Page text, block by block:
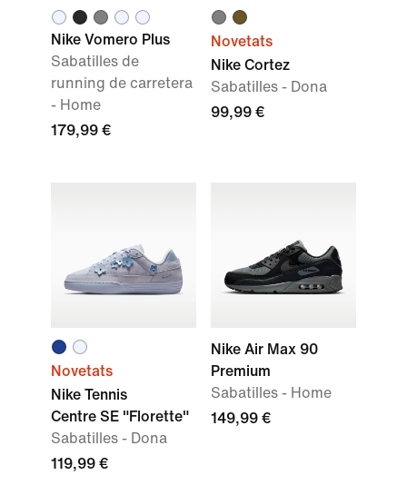
Nike Vomero Plus
Sabatilles de
running de carretera
- Home
179,99 €
Novetats
Nike Cortez
Sabatilles - Dona
99,99 €
Novetats
Nike Tennis
Centre SE "Florette"
Sabatilles - Dona
119,99 €
Nike Air Max 90
Premium
Sabatilles - Home
149,99 €